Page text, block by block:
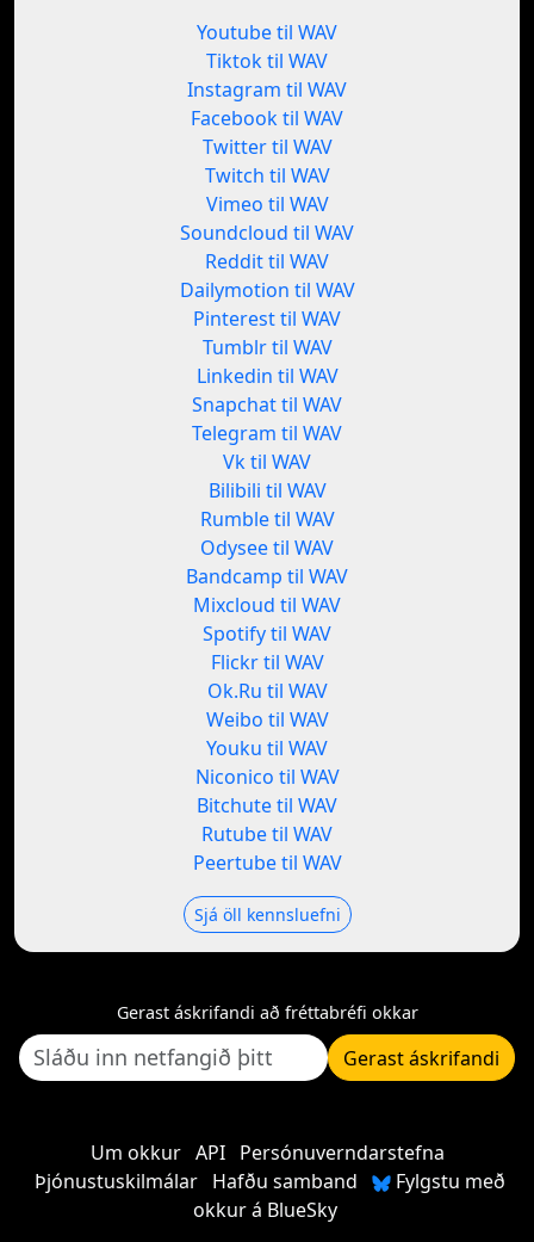
Youtube til WAV
Tiktok til WAV
Instagram til WAV
Facebook til WAV
Twitter til WAV
Twitch til WAV
Vimeo til WAV
Soundcloud til WAV
Reddit til WAV
Dailymotion til WAV
Pinterest til WAV
Tumblr til WAV
Linkedin til WAV
Snapchat til WAV
Telegram til WAV
Vk til WAV
Bilibili til WAV
Rumble til WAV
Odysee til WAV
Bandcamp til WAV
Mixcloud til WAV
Spotify til WAV
Flickr til WAV
Ok.Ru til WAV
Weibo til WAV
Youku til WAV
Niconico til WAV
Bitchute til WAV
Rutube til WAV
Peertube til WAV
Sjá öll kennsluefni
Gerast áskrifandi að fréttabréfi okkar
Gerast áskrifandi
Um okkur API
Persónuverndarstefna
Þjónustuskilmálar
Hafðu samband
Fylgstu með
okkur á BlueSky